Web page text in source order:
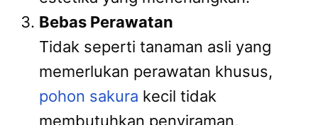
Bebas Perawatan
Tidak seperti tanaman asli yang
memerlukan perawatan khusus,
pohon sakura kecil tidak
membutuhkan penyiraman,